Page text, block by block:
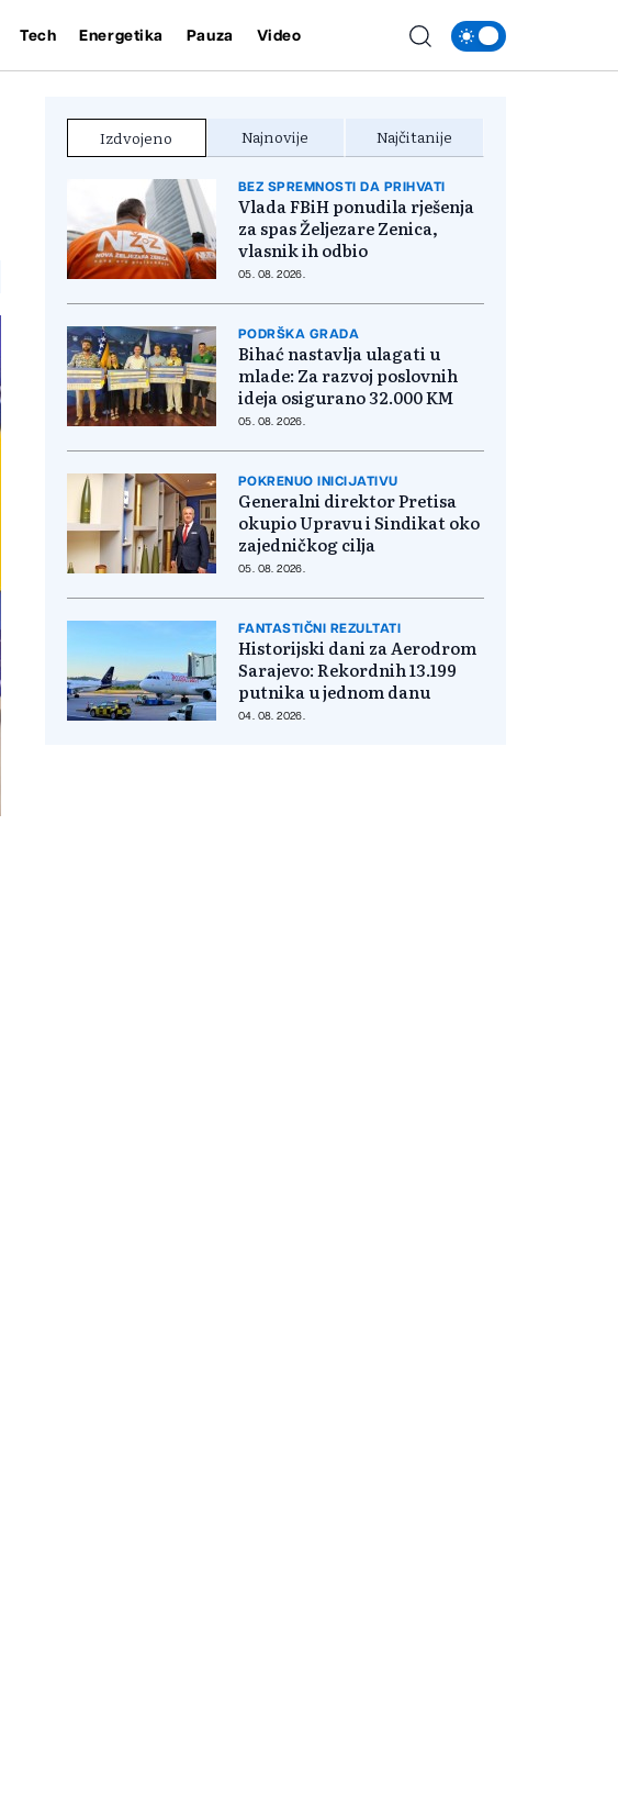
Tech Energetika Pauza Video
Izdvojeno Najnovije Najčitanije
BEZ SPREMNOSTI DA PRIHVATI
Vlada FBiH ponudila rješenja
za spas Željezare Zenica,
vlasnik ih odbio
05. 08. 2026.
PODRŠKA GRADA
Bihać nastavlja ulagati u
mlade: Za razvoj poslovnih
ideja osigurano 32.000 KM
05. 08. 2026.
POKRENUO INICIJATIVU
Generalni direktor Pretisa
okupio Upravu i Sindikat oko
zajedničkog cilja
05. 08. 2026.
FANTASTIČNI REZULTATI
Historijski dani za Aerodrom
Sarajevo: Rekordnih 13.199
putnika u jednom danu
04. 08. 2026.